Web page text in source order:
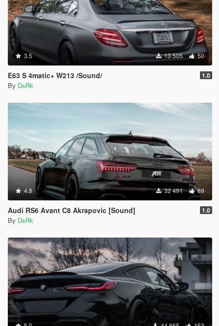
3.5 13 505 50
E63 S 4matic+ W213 /Sound/ 1.0
By DsRk
4.8 32 491 89
Audi RS6 Avant C8 Akrapovic [Sound] 1.0
By DsRk